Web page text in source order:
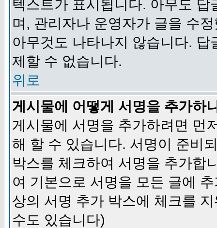
텍스트가 표시됩니다. 아무도
며, 관리자나 운영자가 글을 수
아무것도 나타나지 않습니다.
제할 수 없습니다.
위로
게시물에 어떻게 서명을 추가하
게시물에 서명을 추가하려면 먼
해 할 수 있습니다. 서명이 준비
박스를 체크하여 서명을 추가합
여 기본으로 서명을 모든 글에
상의 서명 추가 박스에 체크를
수도 있습니다)